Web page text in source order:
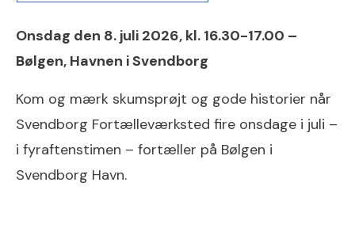
Onsdag den 8. juli 2026, kl. 16.30-17.00 –
Bølgen, Havnen i Svendborg
Kom og mærk skumsprøjt og gode historier når
Svendborg Fortælleværksted fire onsdage i juli –
i fyraftenstimen – fortæller på Bølgen i
Svendborg Havn.